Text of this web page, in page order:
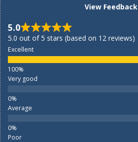
View Feedback
5.0
5.0 out of 5 stars (based on 12 reviews)
Excellent
Very good
Average
Poor